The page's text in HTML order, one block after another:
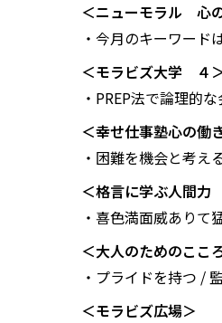
＜ニューモラル 心
・今月のキーワード
＜モラビズ大学 ４
・PREP法で論理
＜幸せ仕事塾――心の
・困難を機会と考
＜格言に学ぶ人間
・喜色満面威ありて
＜大人のためのこ
・プライドを持つ /
＜モラビズ広場＞